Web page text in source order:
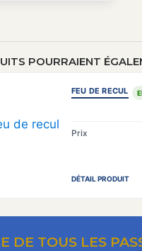
POURRAIENT
FEU DE RECUL
Prix
DÉTAIL PRODUIT
DE TOUS LES